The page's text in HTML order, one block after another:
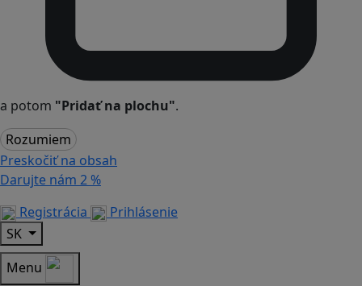
a potom "Pridať na plochu".
Rozumiem
Preskočiť na obsah
Darujte nám 2 %
Registrácia
Prihlásenie
SK
Menu